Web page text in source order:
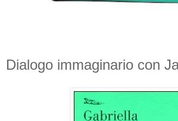
Dialogo immaginario con